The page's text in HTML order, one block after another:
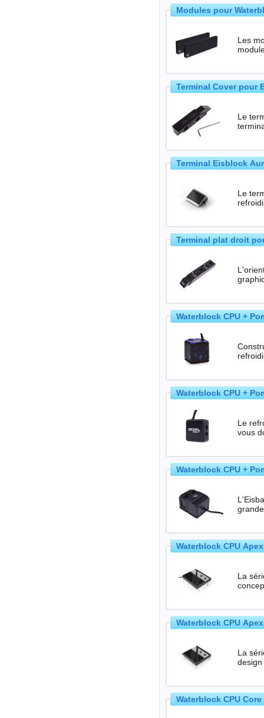
Modules pour
Les
Terminal Cover pour
Le
Terminal Eisblock
Le
Terminal plat droit
Waterblock CPU +
Waterblock CPU +
Le
vous
Waterblock CPU +
Waterblock CPU
La
Waterblock CPU
La
Waterblock CPU